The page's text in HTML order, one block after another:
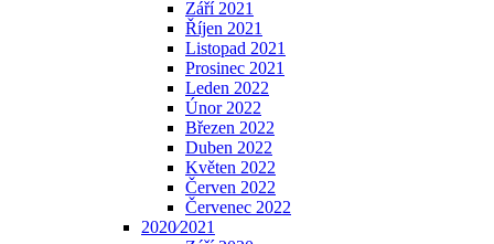
Září 2021
Říjen 2021
Listopad 2021
Prosinec 2021
Leden 2022
Únor 2022
Březen 2022
Duben 2022
Květen 2022
Červen 2022
Červenec 2022
2020⁄2021